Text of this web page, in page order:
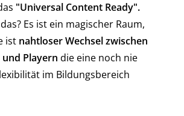
"Universal Content Ready".
Es ist ein magischer Raum,
ist nahtloser Wechsel zwischen
Playern die eine noch nie
im Bildungsbereich